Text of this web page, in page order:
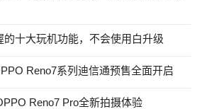
十大玩机功能，不会使用白升级
Reno7系列迪信通预售全面开启
Reno7 Pro全新拍摄体验